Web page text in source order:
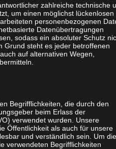
zahlreiche technische
um einen möglichst lückenlosen
personenbezogenen
Datenübertragungen
sodass ein absoluter Schutz
Grund steht es jeder betroffenen
auf alternativen Wegen,
Begrifflichkeiten, die durch den
beim Erlass der
verwendet wurden. Unsere
Öffentlichkeit als auch für unsere
und verständlich sein. Um
verwendeten Begrifflichkeiten